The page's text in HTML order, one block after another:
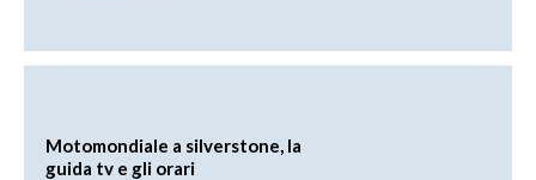
Motomondiale a silverstone, la
guida tv e gli orari